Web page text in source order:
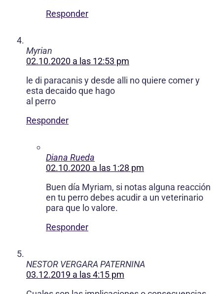
Responder
Myrian
02.10.2020 a las 12:53 pm
le di paracanis y desde alli no quiere comer y
esta decaido que hago
al perro
Responder
Diana Rueda
02.10.2020 a las 1:28 pm
Buen día Myriam, si notas alguna reacción
en tu perro debes acudir a un veterinario
para que lo valore.
Responder
NESTOR VERGARA PATERNINA
03.12.2019 a las 4:15 pm